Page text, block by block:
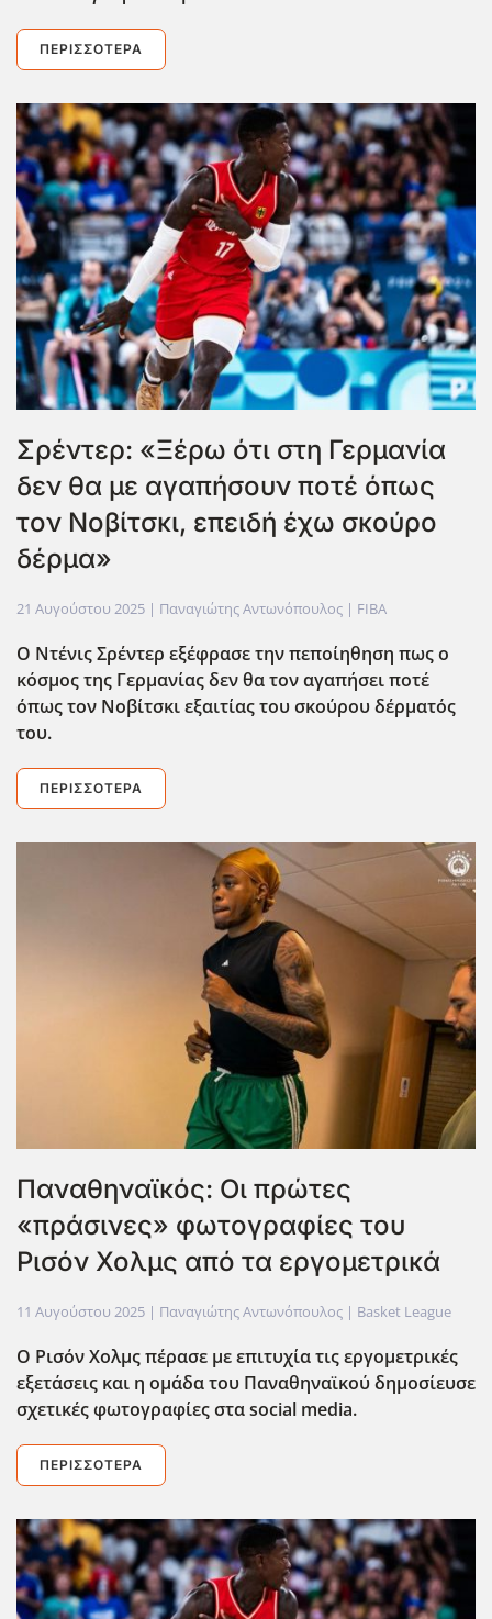
ΠΕΡΙΣΣΌΤΕΡΑ
Σρέντερ: «Ξέρω ότι στη Γερμανία
δεν θα με αγαπήσουν ποτέ όπως
τον Νοβίτσκι, επειδή έχω σκούρο
δέρμα»
21 Αυγούστου 2025 | Παναγιώτης Αντωνόπουλος | FIBA
Ο Ντένις Σρέντερ εξέφρασε την πεποίηθηση πως ο
κόσμος της Γερμανίας δεν θα τον αγαπήσει ποτέ
όπως τον Νοβίτσκι εξαιτίας του σκούρου δέρματός
του.
ΠΕΡΙΣΣΌΤΕΡΑ
Παναθηναϊκός: Οι πρώτες
«πράσινες» φωτογραφίες του
Ρισόν Χολμς από τα εργομετρικά
11 Αυγούστου 2025 | Παναγιώτης Αντωνόπουλος | Basket League
Ο Ρισόν Χολμς πέρασε με επιτυχία τις εργομετρικές
εξετάσεις και η ομάδα του Παναθηναϊκού δημοσίευσε
σχετικές φωτογραφίες στα social media.
ΠΕΡΙΣΣΌΤΕΡΑ